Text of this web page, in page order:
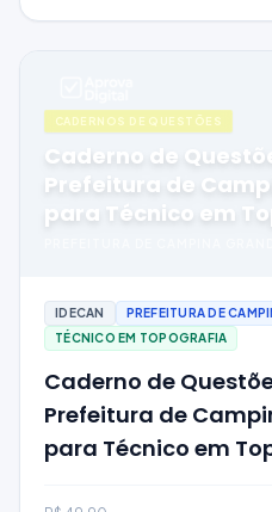
CADERNOS DE QUESTÕES
Caderno de
Prefeitura de
para Técnico em
IDECAN
PREFEITURA DE
TÉCNICO EM TOPOGRAFIA
Caderno de
Prefeitura de
para Técnico em